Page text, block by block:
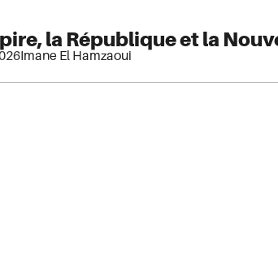
la République et la
Imane El Hamzaoui